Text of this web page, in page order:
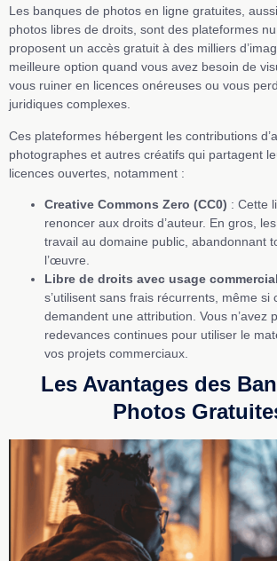
Les banques de photos en ligne gratuites,
photos libres de droits, sont des plateformes
proposent un accès gratuit à des milliers
meilleure option quand vous avez besoin de
vous ruiner en licences onéreuses ou vous
juridiques complexes.
Ces plateformes hébergent les contributions
photographes et autres créatifs qui partagent
licences ouvertes, notamment :
Creative Commons Zero (CC0) : Cette
renoncer aux droits d’auteur. En gros,
travail au domaine public, abandonnant
l’œuvre.
Libre de droits avec usage commercial
s’utilisent sans frais récurrents, même si
demandent une attribution. Vous n’avez
redevances continues pour utiliser le
vos projets commerciaux.
Les Avantages des
Photos